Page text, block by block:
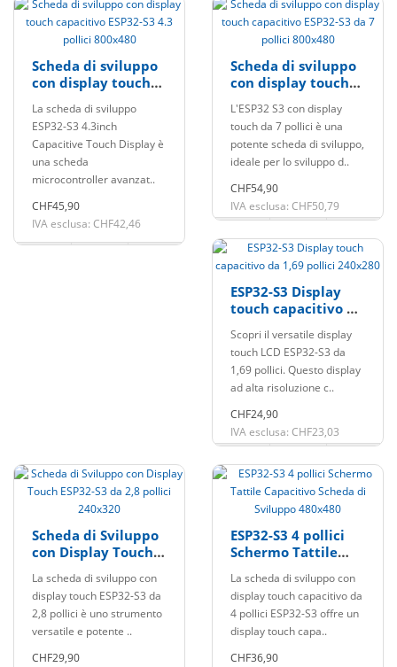
Scheda di sviluppo
con display touch
4.3 pollici 800x480
La scheda di sviluppo
ESP32-S3 4.3inch
Capacitive Touch Display è
una scheda
microcontroller avanzat..
CHF45,90
IVA esclusa: CHF42,46
Scheda di sviluppo
con display touch
da 7 pollici 800x480
L'ESP32 S3 con display
touch da 7 pollici è una
potente scheda di sviluppo,
ideale per lo sviluppo d..
CHF54,90
IVA esclusa: CHF50,79
ESP32-S3 Display
touch capacitivo da
Scopri il versatile display
touch LCD ESP32-S3 da
1,69 pollici. Questo display
ad alta risoluzione c..
CHF24,90
IVA esclusa: CHF23,03
Scheda di Sviluppo
con Display Touch
pollici 240x320
La scheda di sviluppo con
display touch ESP32-S3 da
2,8 pollici è uno strumento
versatile e potente ..
CHF29,90
ESP32-S3 4 pollici
Schermo Tattile
di Sviluppo 480x480
La scheda di sviluppo con
display touch capacitivo da
4 pollici ESP32-S3 offre un
display touch capa..
CHF36,90